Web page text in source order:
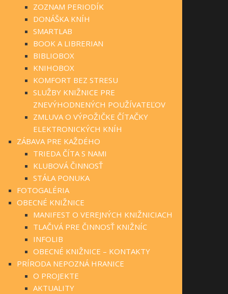
ZOZNAM PERIODÍK
DONÁŠKA KNÍH
SMARTLAB
BOOK A LIBRERIAN
BIBLIOBOX
KNIHOBOX
KOMFORT BEZ STRESU
SLUŽBY KNIŽNICE PRE
ZNEVÝHODNENÝCH POUŽÍVATEĽOV
ZMLUVA O VÝPOŽIČKE ČÍTAČKY
ELEKTRONICKÝCH KNÍH
ZÁBAVA PRE KAŽDÉHO
TRIEDA ČÍTA S NAMI
KLUBOVÁ ČINNOSŤ
STÁLA PONUKA
FOTOGALÉRIA
OBECNÉ KNIŽNICE
MANIFEST O VEREJNÝCH KNIŽNICIACH
TLAČIVÁ PRE ČINNOSŤ KNIŽNÍC
INFOLIB
OBECNÉ KNIŽNICE – KONTAKTY
PRÍRODA NEPOZNÁ HRANICE
O PROJEKTE
AKTUALITY